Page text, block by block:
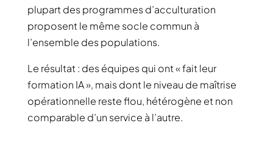
plupart des programmes d’acculturation
proposent le même socle commun à
l’ensemble des populations.
Le résultat : des équipes qui ont « fait leur
formation IA », mais dont le niveau de maîtrise
opérationnelle reste flou, hétérogène et non
comparable d’un service à l’autre.